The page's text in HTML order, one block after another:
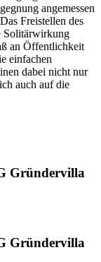
angemessen
Freistellen des
Solitärwirkung
an Öffentlichkeit
einfachen
dabei nicht nur
auch auf die
Gründervilla
Gründervilla